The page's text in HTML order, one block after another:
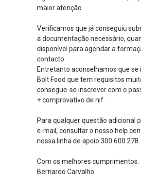
maior atenção.
Verificamos que já conseguiu
a documentação necessário,
disponível para agendar a
contacto.
Entretanto aconselhamos que se
Bolt Food que tem requisitos
consegue-se inscrever com o
+ comprovativo de nif.
Para qualquer questão adicional
e-mail, consultar o nosso help
nossa linha de apoio 300 600 278.
Com os melhores cumprimentos.
Bernardo Carvalho